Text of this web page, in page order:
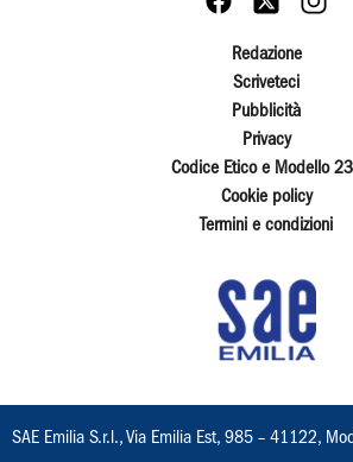
Redazione
Scriveteci
Pubblicità
Privacy
Codice Etico e Modello
Cookie policy
Termini e condizioni
SAE Emilia S.r.l., Via Emilia Est, 985 – 41122,